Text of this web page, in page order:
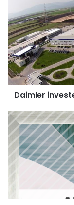
investeste
intr-
o
noua
fabrica
la
Sebes
Daimler
Arhitectura
in
2016:
Orasele
concureaza
cu
privinta